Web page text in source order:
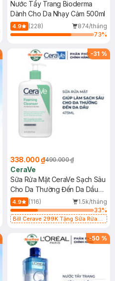
Nước Tẩy Trang Bioderma
Dành Cho Da Nhạy Cảm 500ml
4.9 (228)
874/tháng
73%
-31 %
338.000 ₫490.000 ₫
CeraVe
Sữa Rửa Mặt CeraVe Sạch Sâu
Cho Da Thường Đến Da Dầu
473ml
4.9 (116)
1.5k/tháng
33%
Bill Cerave 299K Tặng Sữa Rửa
-50 %